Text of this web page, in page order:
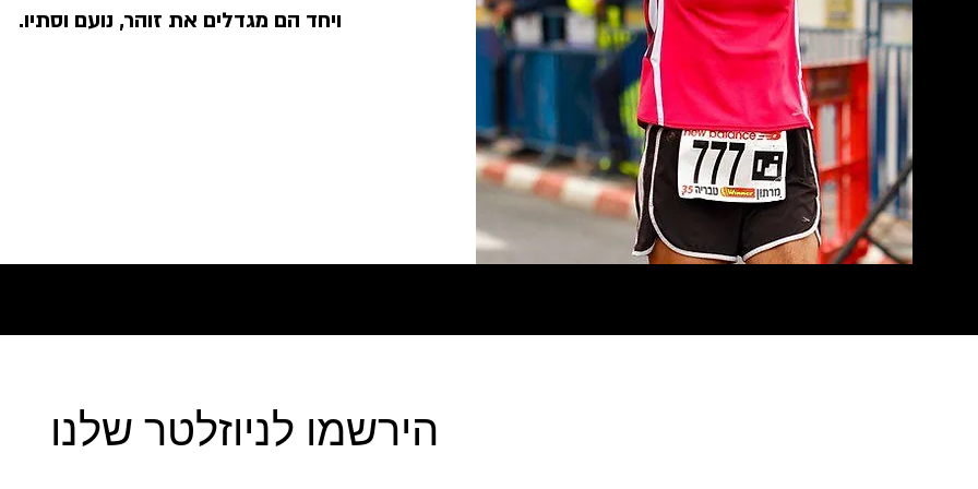
ויחד הם מגדלים את זוהר, נועם וסתיו.
הירשמו לניוזלטר שלנו